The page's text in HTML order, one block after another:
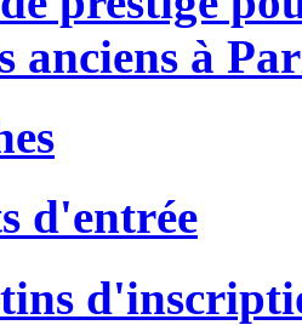
anciens à
d'entrée